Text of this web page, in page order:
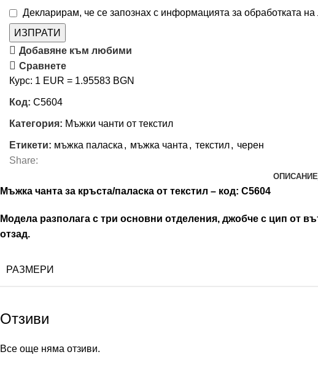
Декларирам, че се запознах с информацията за обработката
ИЗПРАТИ
Добавяне към любими
Сравнете
Курс: 1 EUR = 1.95583 BGN
Код: C5604
Категория: Мъжки чанти от текстил
Етикети: мъжка паласка , мъжка чанта , текстил, черен
Share:
ОПИСАНИЕ
Мъжка чанта за кръста/паласка от текстил – код: C5604
Модела разполага с три основни отделения, джобче с цип от
отзад.
РАЗМЕРИ
Отзиви
Все още няма отзиви.